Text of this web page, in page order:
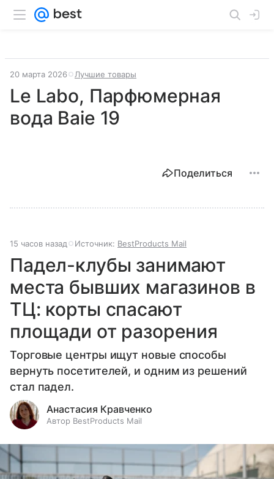
20 марта 2026 Лучшие товары
Le Labo, Парфюмерная
вода Baie 19
Поделиться
15 часов назад Источник: BestProducts Mail
Падел-клубы занимают
места бывших магазинов в
ТЦ: корты спасают
площади от разорения
Торговые центры ищут новые способы
вернуть посетителей, и одним из решений
стал падел.
Анастасия Кравченко
Автор BestProducts Mail